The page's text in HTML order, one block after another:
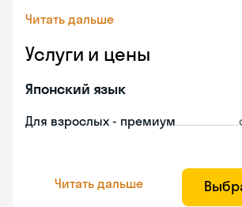
Читать дальше
Услуги и цены
Японский язык
Для взрослых - премиум
Читать дальше